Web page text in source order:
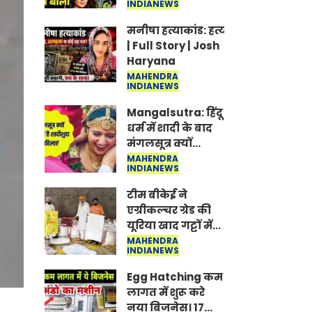
Jantar-Mantar |
CJP protest
INDIANEWS
मनीषा हत्याकांड: हत्या, आत्महत्या या
| Full Story | Josh
Haryana
MAHENDRA
INDIANEWS
Mangalsutra: हिंदू
धर्म में शादी के बाद
मंगलसूत्र क्यों
पहनती है महिलाएं,
किसने शुरु की ये
परंपरा
MAHENDRA
INDIANEWS
टीम बीकेई ने
एग्रीकल्चर ग्रेड की
यूरिया खाद गट्टों में
बदलकर टेक्निकल
ग्रेड में बेचने वालों पर
करवाई कार्रवाई:
लखविंदर सिंह
औलख
MAHENDRA
INDIANEWS
Egg Hatching कम
लागत में शुरू करे
नया बिजनेस। 17